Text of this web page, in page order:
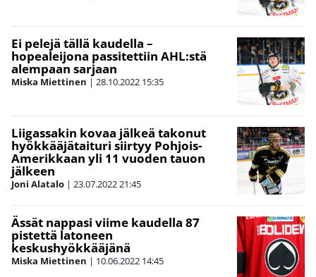
Ei pelejä tällä kaudella –
hopealeijona passitettiin AHL:stä
alempaan sarjaan
Miska Miettinen | 28.10.2022 15:35
Liigassakin kovaa jälkeä takonut
hyökkääjätaituri siirtyy Pohjois-
Amerikkaan yli 11 vuoden tauon
jälkeen
Joni Alatalo | 23.07.202221:45
Ässät nappasi viime kaudella 87
pistettä latoneen
keskushyökkääjänä
Miska Miettinen | 10.06.2022 14:45